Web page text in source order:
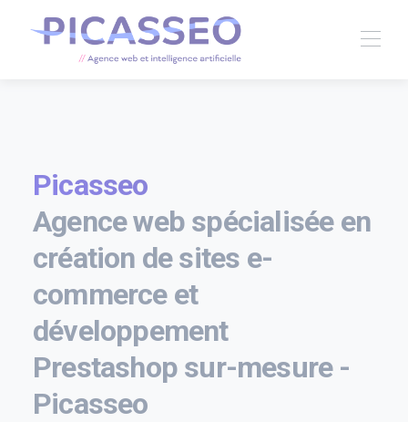
Picasseo
Agence web spécialisée en
création de sites e-
commerce et
développement
Prestashop sur-mesure -
Picasseo